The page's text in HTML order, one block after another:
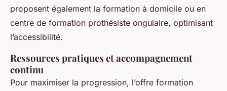
proposent également la formation à domicile ou en
centre de formation prothésiste ongulaire, optimisant
l’accessibilité.
Ressources pratiques et accompagnement
continu
Pour maximiser la progression, l’offre formation